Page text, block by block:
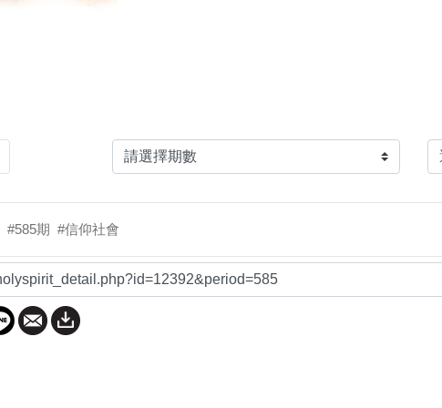
#585期 #信仰社會